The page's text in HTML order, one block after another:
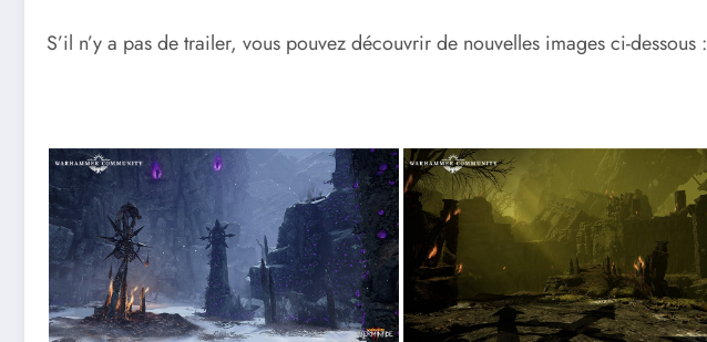
S’il n’y a pas de trailer, vous pouvez découvrir de nouvelles images ci-dessous :